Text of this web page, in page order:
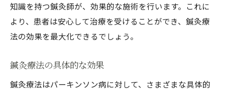
知識を持つ鍼灸師が、効果的な施術を行います。これに
より、患者は安心して治療を受けることができ、鍼灸療
法の効果を最大化できるでしょう。
鍼灸療法の具体的な効果
鍼灸療法はパーキンソン病に対して、さまざまな具体的